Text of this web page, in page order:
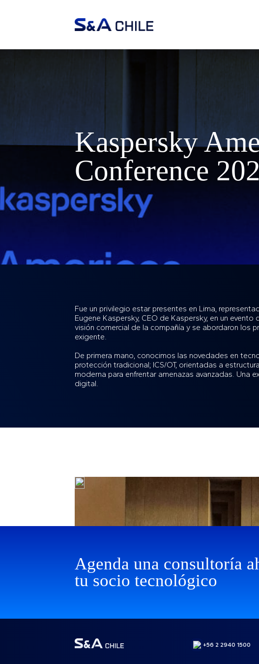
Kaspersky
Conference
Fue un privilegio estar presentes en Lima,
Eugene Kaspersky, CEO de Kaspersky, en un
visión comercial de la compañía y se abordaron los
exigente.
De primera mano, conocimos las novedades en
protección tradicional; ICS/OT, orientadas a
moderna para enfrentar amenazas avanzadas. Una
digital.
Agenda una consultoría
tu socio tecnológico
+56 2 2940 1500